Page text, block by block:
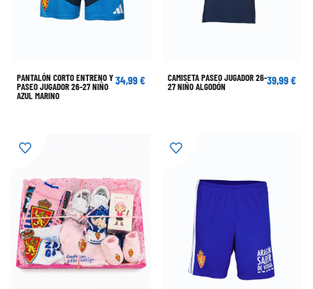
PANTALÓN CORTO ENTRENO Y
PASEO JUGADOR 26-27 NIÑO
AZUL MARINO
34,99 €
CAMISETA PASEO JUGADOR 26-
27 NIÑO ALGODÓN
39,99 €